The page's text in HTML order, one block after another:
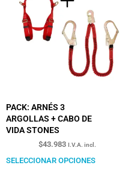
PACK: ARNÉS 3
ARGOLLAS + CABO DE
VIDA STONES
$43.983 I.V.A. incl.
SELECCIONAR OPCIONES